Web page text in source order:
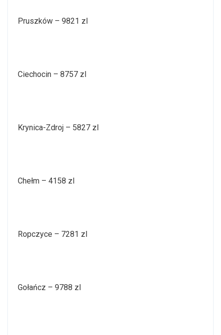
Pruszków – 9821 zl
Ciechocin – 8757 zl
Krynica-Zdroj – 5827 zl
Chełm – 4158 zl
Ropczyce – 7281 zl
Gołańcz – 9788 zl